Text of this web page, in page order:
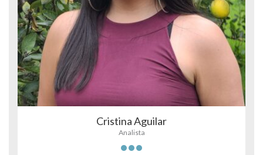
Cristina Aguilar
Analista